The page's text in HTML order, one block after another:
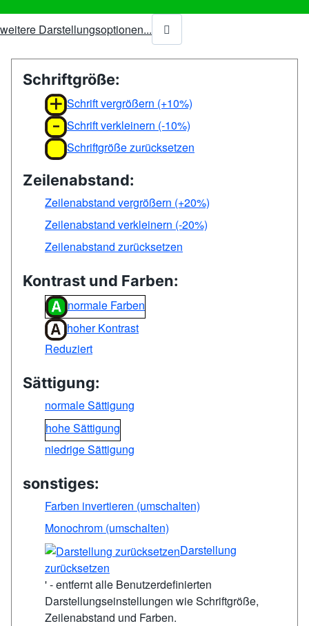
weitere Darstellungsoptionen...
Schriftgröße:
Schrift vergrößern (+10%)
Schrift verkleinern (-10%)
Schriftgröße zurücksetzen
Zeilenabstand:
Zeilenabstand vergrößern (+20%)
Zeilenabstand verkleinern (-20%)
Zeilenabstand zurücksetzen
Kontrast und Farben:
normale Farben
hoher Kontrast
Reduziert
Sättigung:
normale Sättigung
hohe Sättigung
niedrige Sättigung
sonstiges:
Farben invertieren (umschalten)
Monochrom (umschalten)
Darstellung
zurücksetzen
' - entfernt alle Benutzerdefinierten
Darstellungseinstellungen wie Schriftgröße,
Zeilenabstand und Farben.